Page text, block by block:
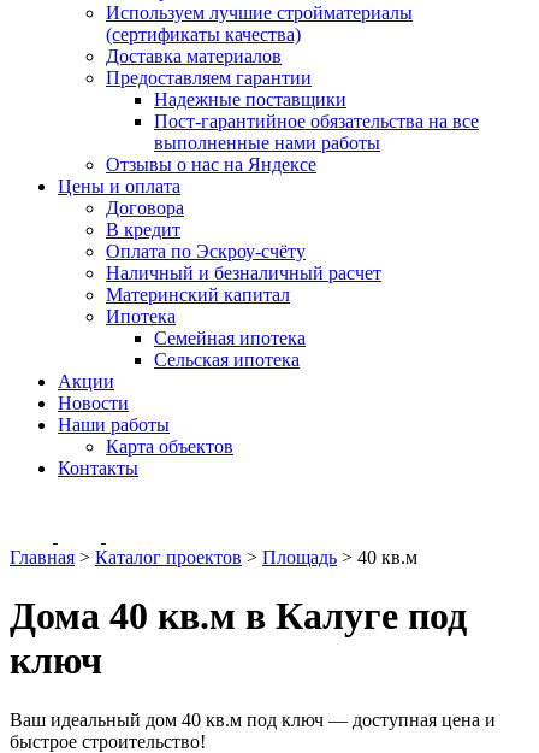
Используем лучшие стройматериалы
(сертификаты качества)
Доставка материалов
Предоставляем гарантии
Надежные поставщики
Пост-гарантийное обязательства на все
выполненные нами работы
Отзывы о нас на Яндексе
Цены и оплата
Договора
В кредит
Оплата по Эскроу-счёту
Наличный и безналичный расчет
Материнский капитал
Ипотека
Семейная ипотека
Сельская ипотека
Акции
Новости
Наши работы
Карта объектов
Контакты
Главная > Каталог проектов > Площадь > 40 кв.м
Дома 40 кв.м в Калуге под
ключ
Ваш идеальный дом 40 кв.м под ключ — доступная цена и
быстрое строительство!